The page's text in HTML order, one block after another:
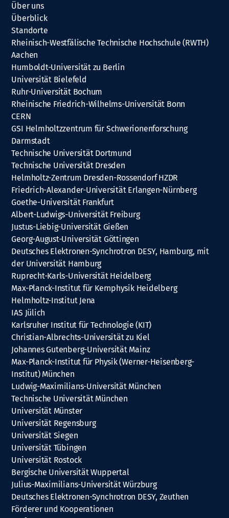
Über uns
Überblick
Standorte
Rheinisch-Westfälische Technische Hochschule (RWTH)
Aachen
Humboldt-Universität zu Berlin
Universität Bielefeld
Ruhr-Universität Bochum
Rheinische Friedrich-Wilhelms-Universität Bonn
CERN
GSI Helmholtzzentrum für Schwerionenforschung
Darmstadt
Technische Universität Dortmund
Technische Universität Dresden
Helmholtz-Zentrum Dresden-Rossendorf HZDR
Friedrich-Alexander-Universität Erlangen-Nürnberg
Goethe-Universität Frankfurt
Albert-Ludwigs-Universität Freiburg
Justus-Liebig-Universität Gießen
Georg-August-Universität Göttingen
Deutsches Elektronen-Synchrotron DESY, Hamburg, mit
der Universität Hamburg
Ruprecht-Karls-Universität Heidelberg
Max-Planck-Institut für Kernphysik Heidelberg
Helmholtz-Institut Jena
IAS Jülich
Karlsruher Institut für Technologie (KIT)
Christian-Albrechts-Universität zu Kiel
Johannes Gutenberg-Universität Mainz
Max-Planck-Institut für Physik (Werner-Heisenberg-
Institut) München
Ludwig-Maximilians-Universität München
Technische Universität München
Universität Münster
Universität Regensburg
Universität Siegen
Universität Tübingen
Universität Rostock
Bergische Universität Wuppertal
Julius-Maximilians-Universität Würzburg
Deutsches Elektronen-Synchrotron DESY, Zeuthen
Förderer und Kooperationen